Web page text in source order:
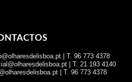
| T. 96 773 4378
| T. 21 193 4140
| T. 96 773 4378